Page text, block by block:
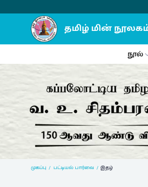
நூல்
Previous
முகப்பு பட்டியல் பார்வை இதழ்